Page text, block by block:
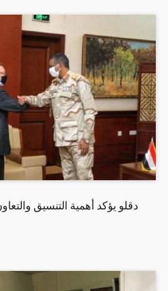
دقلو يؤكد أهمية التنسيق